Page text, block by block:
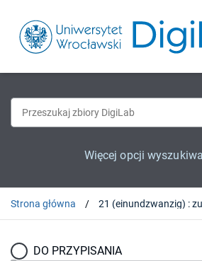
Więcej opcji
Strona główna 21 (einundzwanzig) :
DO PRZYPISANIA